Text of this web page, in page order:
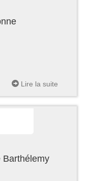
Lire la suite
Barthélemy